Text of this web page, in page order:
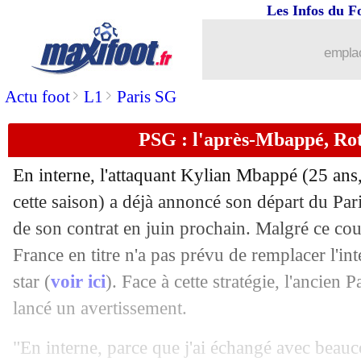
Actu foot> L1 > Paris SG
Les Infos du
PSG : l'après-Mbappé,
En interne, l'attaquant Kylian Mbappé (25
cette saison) a déjà annoncé son départ du
de son contrat en juin prochain. Malgré ce
France en titre n'a pas prévu de remplacer
star (voir ici). Face à cette stratégie, l'ancien
lancé un avertissement.
"En interne, parce que j'ai échangé avec
: Chiesa poussé vers la sortie ?
29/02 Brest: la LdC, Le Douaron s'autorise
29/02 Bordeaux: Elis, Michelin évoque
29/02 Monaco: le PSG, Hütter n'a aucun
29/02 PSG: l'humour d'Enrique sur la piste
29/02 Man Utd: Ten Hag défend Fernandes
: sa suspension, Pogba sort du